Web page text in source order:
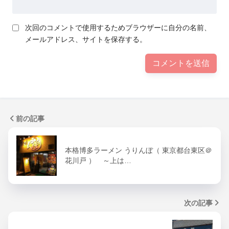
次回のコメントで使用するためブラウザーに自分の名前、
メールアドレス、サイトを保存する。
前の記事
本格博多ラーメン うりんぼ（ 東京都台東区＠
花川戸 ） ～上は…
次の記事